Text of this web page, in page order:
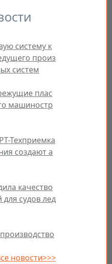
систему к
произ
систем
плас
машиностр
Техприемка
создают а
качество
судов лед
новости>>>